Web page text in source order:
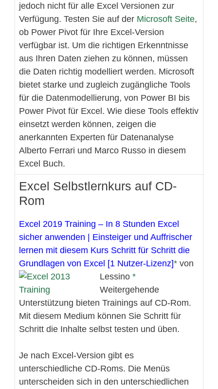
jedoch nicht für alle Excel Versionen zur
Verfügung. Testen Sie auf der Microsoft Seite,
ob Power Pivot für Ihre Excel-Version
verfügbar ist. Um die richtigen Erkenntnisse
aus Ihren Daten ziehen zu können, müssen
die Daten richtig modelliert werden. Microsoft
bietet starke und zugleich zugängliche Tools
für die Datenmodellierung, von Power BI bis
Power Pivot für Excel. Wie diese Tools effektiv
einsetzt werden können, zeigen die
anerkannten Experten für Datenanalyse
Alberto Ferrari und Marco Russo in diesem
Excel Buch.
Excel Selbstlernkurs auf CD-
Rom
Excel 2019 Training – In 8 Stunden Excel
sicher anwenden | Einsteiger und Auffrischer
lernen mit diesem Kurs Schritt für Schritt die
Grundlagen von Excel [1 Nutzer-Lizenz]
von
Lessino
Weitergehende
Unterstützung bieten Trainings auf CD-Rom.
Mit diesem Medium können Sie Schritt für
Schritt die Inhalte selbst testen und üben.
Je nach Excel-Version gibt es
unterschiedliche CD-Roms. Die Menüs
unterscheiden sich in den unterschiedlichen